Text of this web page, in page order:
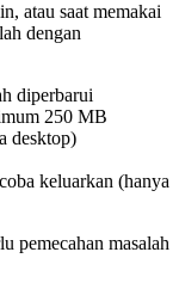
atau saat memakai
dengan
diperbarui
250 MB
desktop)
keluarkan (hanya
pemecahan masalah